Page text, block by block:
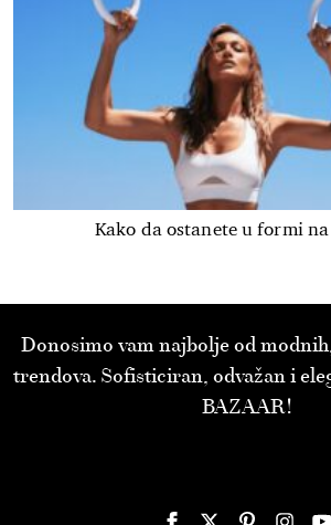
Kako da ostanete u formi na
Donosimo vam najbolje od
trendova. Sofisticiran, odvažan i
BAZAAR!